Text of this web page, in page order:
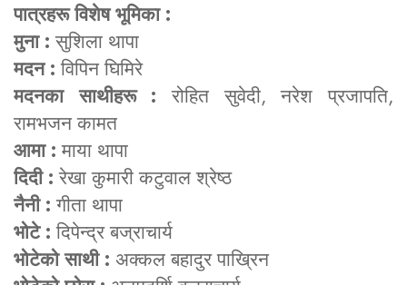
पात्रहरू विशेष भूमिका :
मुना : सुशिला थापा
मदन :विपिन घिमिरे
मदनका साथीहरू : रोहित सुवेदी, नरेश प्रजापति,
रामभजन कामत
आमा : माया थापा
दिदी : रेखा कुमारी कटुवाल श्रेष्ठ
नैनी : गीता थापा
भोटे : दिपेन्द्र बज्राचार्य
भोटेको साथी : अक्कल बहादुर पाख्रिन